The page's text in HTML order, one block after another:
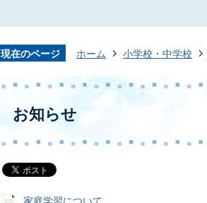
現在のページ ホーム 小学校・中学校
お知らせ
家庭学習について